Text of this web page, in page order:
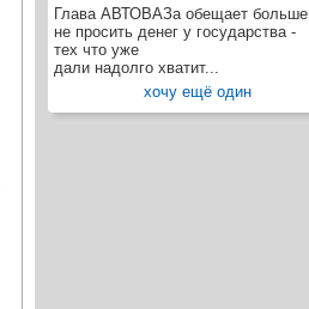
Глава АВТОВАЗа обещает больше
не просить денег у государства -
тех что уже
дали надолго хватит...
хочу ещё один